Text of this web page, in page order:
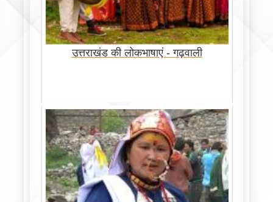
उत्तराखंड की लोकभाषाएं - गढ़वाली